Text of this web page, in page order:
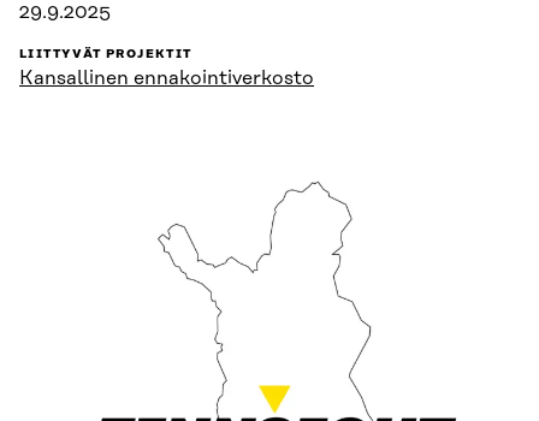
29.9.2025
LIITTYVÄT PROJEKTIT
Kansallinen ennakointiverkosto